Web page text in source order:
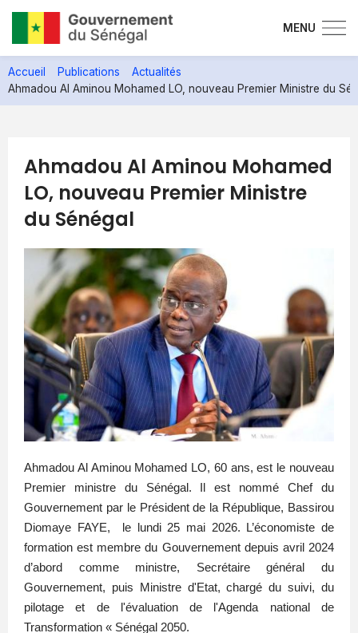
au
contenu
MENU
Accueil Publications
Actualités
Ahmadou Al Aminou Mohamed LO, nouveau Premier Ministre du
Ahmadou Al Aminou Mohamed
LO, nouveau Premier Ministre
du Sénégal
Ahmadou Al Aminou Mohamed LO, 60 ans, est le nouveau
Premier ministre du Sénégal. Il est nommé Chef du
Gouvernement par le Président de la République, Bassirou
Diomaye FAYE, le lundi 25 mai 2026. L’économiste de
formation est membre du Gouvernement depuis avril 2024
d’abord comme ministre, Secrétaire général du
Gouvernement, puis
Ministre d'Etat, chargé du suivi, du
pilotage et de l'évaluation de l'Agenda national de
Transformation « Sénégal 2050.